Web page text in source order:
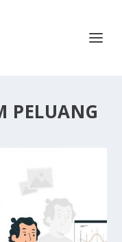
PELUANG